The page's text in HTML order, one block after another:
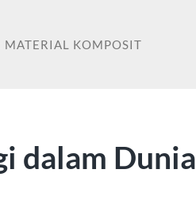
MATERIAL KOMPOSIT
dalam Dunia